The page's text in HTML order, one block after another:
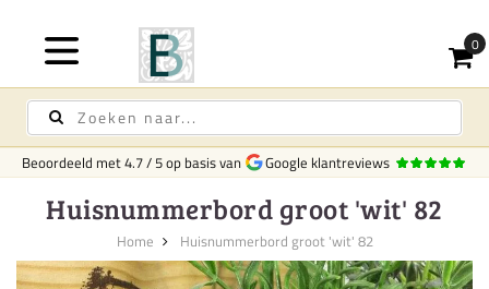
Beoordeeld met4.7/5op basis van Google klantreviews
Huisnummerbord groot 'wit' 82
Home Huisnummerbord groot 'wit' 82